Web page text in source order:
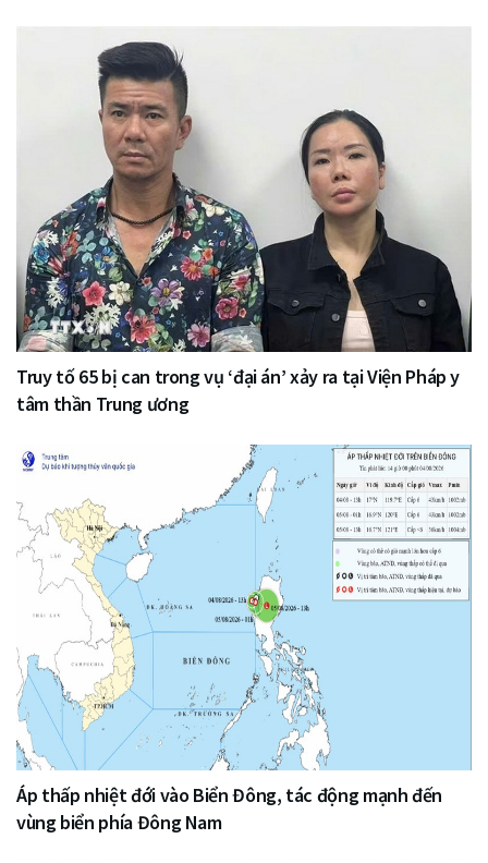
Truy tố 65 bị can trong vụ ‘đại án’ xảy ra tại Viện Pháp y
tâm thần Trung ương
Áp thấp nhiệt đới vào Biển Đông, tác động mạnh đến
vùng biển phía Đông Nam